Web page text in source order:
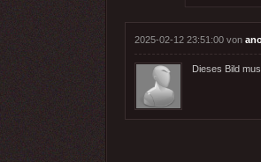
2025-02-12 23:51:00 von
Dieses Bild